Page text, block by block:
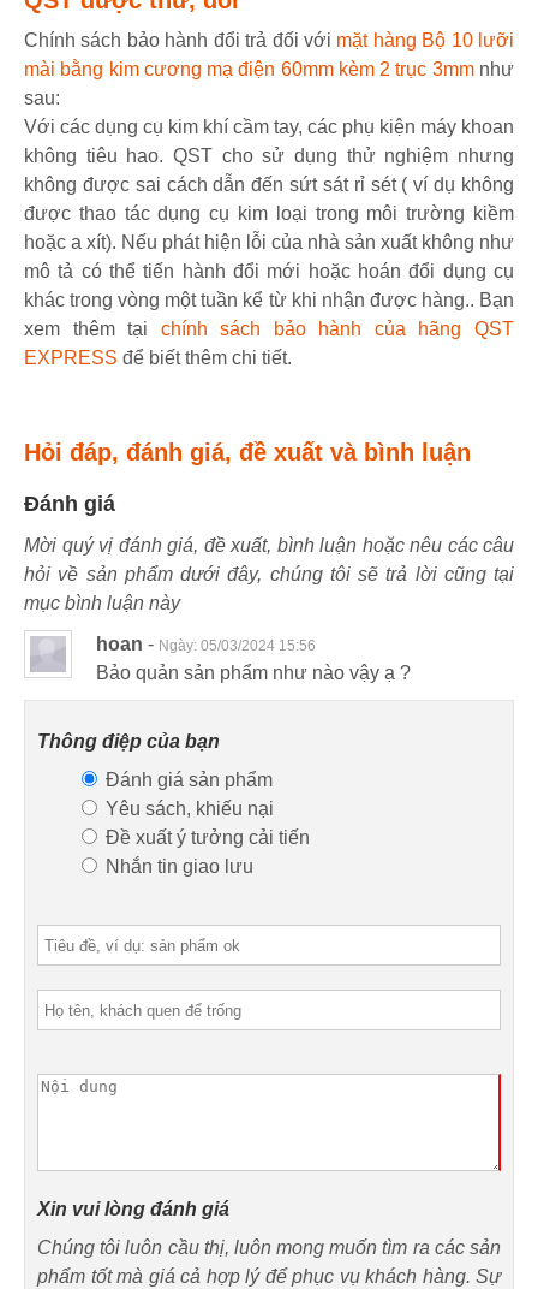
Chính sách bảo hành đổi trả đối với mặt hàng Bộ 10 lưỡi
mài bằng kim cương mạ điện 60mm kèm 2 trục 3mmnhư
sau:
Với các dụng cụ kim khí cầm tay, các phụ kiện máy khoan
không tiêu hao. QST cho sử dụng thử nghiệm nhưng
không được sai cách dẫn đến sứt sát rỉ sét ( ví dụ không
được thao tác dụng cụ kim loại trong môi trường kiềm
hoặc a xít). Nếu phát hiện lỗi của nhà sản xuất không như
mô tả có thể tiến hành đổi mới hoặc hoán đổi dụng cụ
khác trong vòng một tuần kể từ khi nhận được hàng.. Bạn
xem thêm tại chính sách bảo hành của hãng QST
EXPRESS để biết thêm chi tiết.
Hỏi đáp, đánh giá, đề xuất và bình luận
Đánh giá
Mời quý vị đánh giá, đề xuất, bình luận hoặc nêu các câu
hỏi về sản phẩm dưới đây, chúng tôi sẽ trả lời cũng tại
mục bình luận này
hoan - Ngày: 05/03/2024 15:56
Bảo quản sản phẩm như nào vậy ạ ?
Thông điệp của bạn
Đánh giá sản phẩm
Yêu sách, khiếu nại
Đề xuất ý tưởng cải tiến
Nhắn tin giao lưu
Xin vui lòng đánh giá
Chúng tôi luôn cầu thị, luôn mong muốn tìm ra các sản
phẩm tốt mà giá cả hợp lý để phục vụ khách hàng. Sự